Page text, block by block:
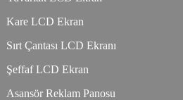
Kare LCD Ekran
Sırt Çantası LCD Ekranı
Şeffaf LCD Ekran
Asansör Reklam Panosu